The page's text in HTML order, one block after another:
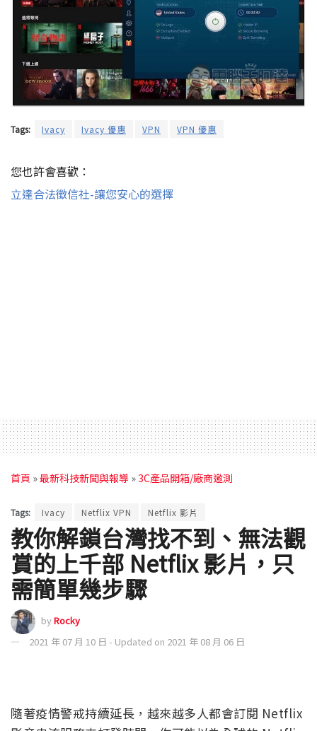
Tags: Ivacy Ivacy 優惠 VPN VPN 優惠
您也許會喜歡：
立達合法徵信社-讓您安心的選擇
首頁 »最新科技新聞與報導 »3C產品開箱/廠商邀測
Tags: Ivacy Netflix VPN Netflix 影片
教你解鎖台灣找不到、無法觀
賞的上千部 Netflix 影片，只
需簡單幾步驟
byRocky
2021 年 07 月 10 日 - Updated on 2021 年 08 月 06 日
隨著疫情警戒持續延長，越來越多人都會訂閱 Netflix